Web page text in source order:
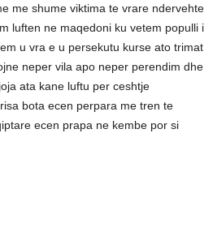
me shume viktima te vrare ndervehte
luften ne maqedoni ku vetem populli i
u vra e u persekutu kurse ato trimat
neper vila apo neper perendim dhe
ata kane luftu per ceshtje
bota ecen perpara me tren te
ecen prapa ne kembe por si